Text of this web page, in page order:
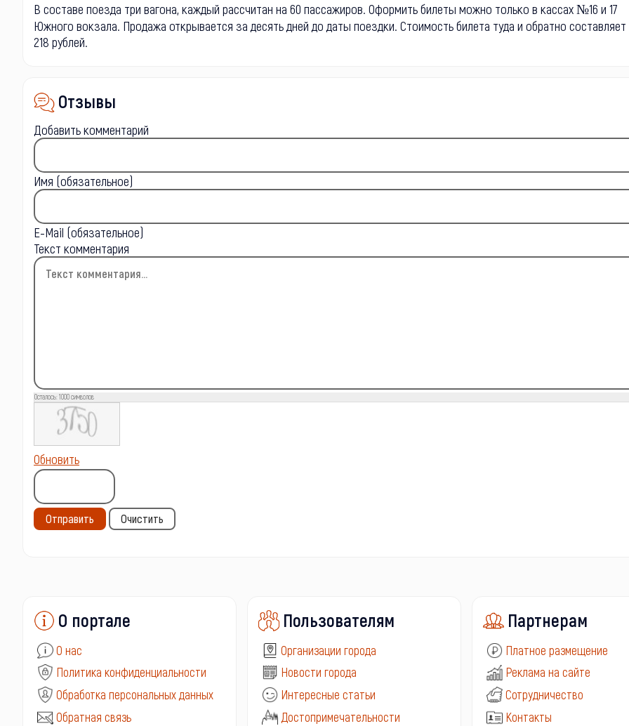
В составе поезда три вагона, каждый рассчитан на 60 пассажиров. Оформить билеты можно только в кассах №16 и 17
Южного вокзала. Продажа открывается за десять дней до даты поездки. Стоимость билета туда и обратно составляет
218 рублей.
Отзывы
Добавить комментарий
Имя (обязательное)
E-Mail (обязательное)
Текст комментария
Осталось: 1000символов
Обновить
Отправить Очистить
О портале
О нас
Политика конфиденциальности
Обработка персональных данных
Обратная связь
Пользователям
Организации города
Новости города
Интересные статьи
Достопримечательности
Партнерам
Платное размещение
Реклама на сайте
Сотрудничество
Контакты